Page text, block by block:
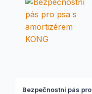
Bezpečnostní pás pro